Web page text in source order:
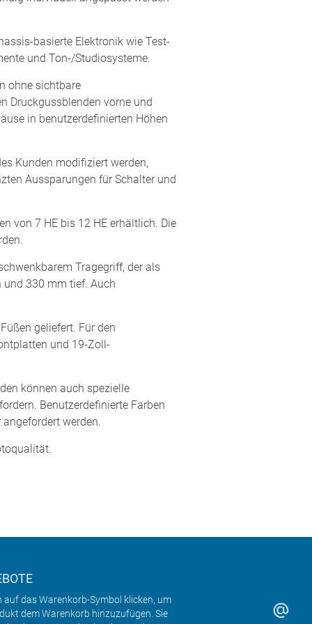
basierte Elektronik wie Test-
und Ton-/Studiosysteme.
ohne sichtbare
Druckgussblenden vorne und
in benutzerdefinierten Höhen
Kunden modifiziert werden,
Aussparungen für Schalter und
von 7 HE bis 12 HE erhältlich. Die
Tragegriff, der als
und 330 mm tief. Auch
geliefert. Für den
und 19-Zoll-
können auch spezielle
Benutzerdefinierte Farben
werden.
auf das Warenkorb-Symbol klicken, um
dem Warenkorb hinzuzufügen. Sie